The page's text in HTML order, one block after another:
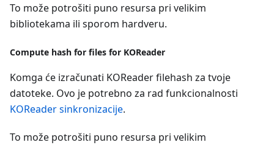
To može potrošiti puno resursa pri velikim
bibliotekama ili sporom hardveru.
Compute hash for files for KOReader
Komga će izračunati KOReader filehash za tvoje
datoteke. Ovo je potrebno za rad funkcionalnosti
KOReader sinkronizacije.
To može potrošiti puno resursa pri velikim